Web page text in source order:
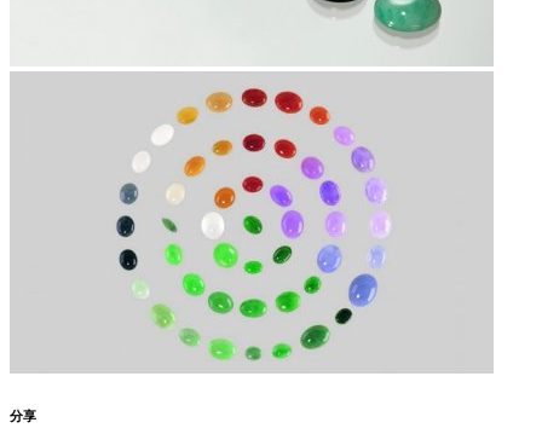
分享